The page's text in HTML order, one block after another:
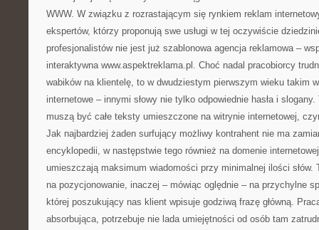
WWW. W związku z rozrastającym się rynkiem reklam
ekspertów, którzy proponują swe usługi w tej oczywiście
profesjonalistów nie jest już szablonowa agencja reklamowa –
interaktywna www.aspektreklama.pl. Choć nadal pracobiorcy
wabików na klientelę, to w dwudziestym pierwszym wieku takim
internetowe – innymi słowy nie tylko odpowiednie hasła i
muszą być całe teksty umieszczone na witrynie internetowej,
Jak najbardziej żaden surfujący możliwy kontrahent nie ma
encyklopedii, w następstwie tego również na domenie
umieszczają maksimum wiadomości przy minimalnej ilości słów.
na pozycjonowanie, inaczej – mówiąc oględnie – na przychylne
której poszukujący nas klient wpisuje godziwą frazę główną.
absorbująca, potrzebuje nie lada umiejętności od osób tam